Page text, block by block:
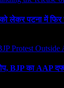
को लेकर पटना में
BJP का AAP